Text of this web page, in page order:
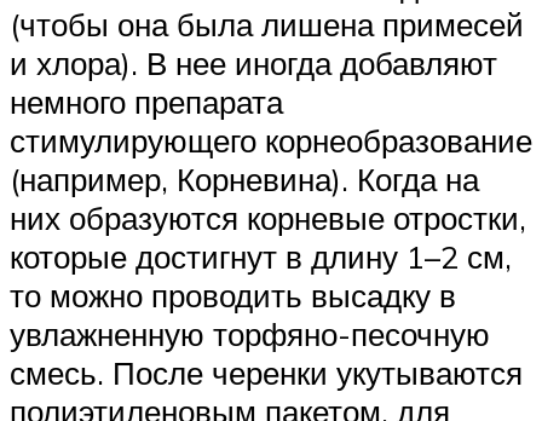
(чтобы она была лишена примесей
и хлора). В нее иногда добавляют
немного препарата
стимулирующего корнеобразование
(например, Корневина). Когда на
них образуются корневые отростки,
которые достигнут в длину 1–2 см,
то можно проводить высадку в
увлажненную торфяно-песочную
смесь. После черенки укутываются
полиэтиленовым пакетом, для